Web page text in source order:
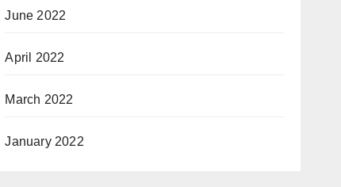
June 2022
April 2022
March 2022
January 2022